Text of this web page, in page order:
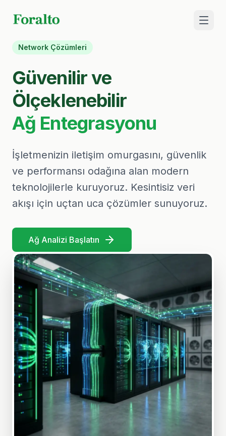
Bize
Network Çözümleri
Güvenilir ve
Ölçeklenebilir
Ağ Entegrasyonu
İşletmenizin iletişim omurgasını, güvenlik
ve performansı odağına alan modern
teknolojilerle kuruyoruz. Kesintisiz veri
akışı için uçtan uca çözümler sunuyoruz.
Ağ Analizi Başlatın